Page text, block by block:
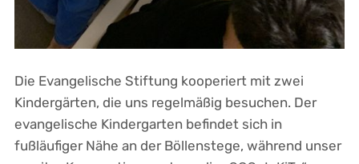
Die Evangelische Stiftung kooperiert mit zwei
Kindergärten, die uns regelmäßig besuchen. Der
evangelische Kindergarten befindet sich in
fußläufiger Nähe an der Böllenstege, während unser